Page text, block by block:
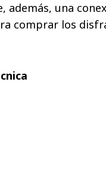
además, una
comprar los